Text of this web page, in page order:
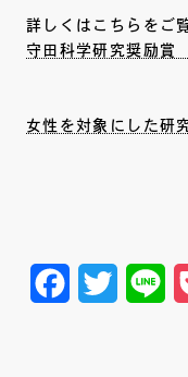
詳しくはこちらをご
守田科学研究奨励賞
女性を対象にした研
Facebook
Twitter